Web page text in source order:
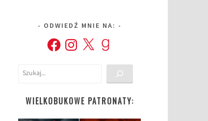
ODWIEDŹ MNIE NA:
FacebookInstagram
X Goodreads
Szukaj
WIELKOBUKOWE PATRONATY: